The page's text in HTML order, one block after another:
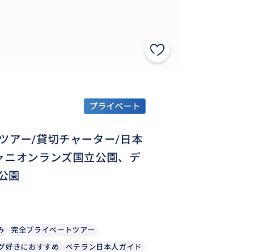
プライベート
アー/貸切チャーター/日本
オンランズ国立公園、デ
園
完全プライベートツアー
好きにおすすめ
ベテラン日本人ガイド